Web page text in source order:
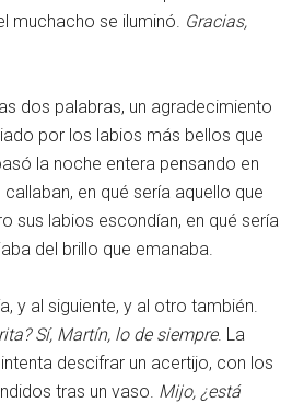
muchacho se iluminó. Gracias,
dos palabras, un agradecimiento
por los labios más bellos que
la noche entera pensando en
en qué sería aquello que
sus labios escondían, en qué sería
del brillo que emanaba.
y al siguiente, y al otro también.
Sí, Martín, lo de siempre. La
descifrar un acertijo, con los
tras un vaso. Mijo, ¿está